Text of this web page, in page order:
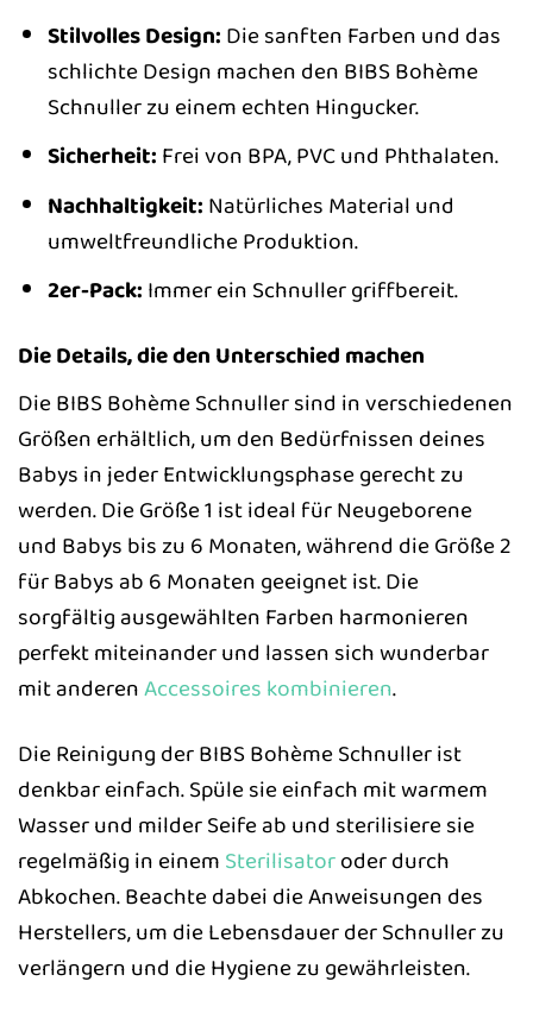
Stilvolles Design: Die sanften Farben und das
schlichte Design machen den BIBS Bohème
Schnuller zu einem echten Hingucker.
Sicherheit: Frei von BPA, PVC und Phthalaten.
Nachhaltigkeit: Natürliches Material und
umweltfreundliche Produktion.
2er-Pack: Immer ein Schnuller griffbereit.
Die Details, die den Unterschied machen
Die BIBS Bohème Schnuller sind in verschiedenen
Größen erhältlich, um den Bedürfnissen deines
Babys in jeder Entwicklungsphase gerecht zu
werden. Die Größe 1 ist ideal für Neugeborene
und Babys bis zu 6 Monaten, während die Größe 2
für Babys ab 6 Monaten geeignet ist. Die
sorgfältig ausgewählten Farben harmonieren
perfekt miteinander und lassen sich wunderbar
mit anderenAccessoires kombinieren.
Die Reinigung der BIBS Bohème Schnuller ist
denkbar einfach. Spüle sie einfach mit warmem
Wasser und milder Seife ab und sterilisiere sie
regelmäßig in einem Sterilisatoroder durch
Abkochen. Beachte dabei die Anweisungen des
Herstellers, um die Lebensdauer der Schnuller zu
verlängern und die Hygiene zu gewährleisten.